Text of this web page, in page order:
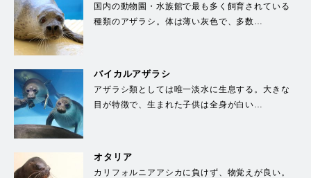
国内の動物園・水族館で最も多く飼育されている
種類のアザラシ。体は薄い灰色で、多数…
バイカルアザラシ
アザラシ類としては唯一淡水に生息する。大きな
目が特徴で、生まれた子供は全身が白い…
オタリア
カリフォルニアアシカに負けず、物覚えが良い。